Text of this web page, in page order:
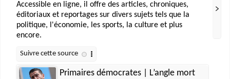
Accessible en ligne, il offre des articles, chroniques,
éditoriaux et reportages sur divers sujets tels que la
politique, l'économie, les sports, la culture et plus
encore.
Primaires démocrates | L’angle mort